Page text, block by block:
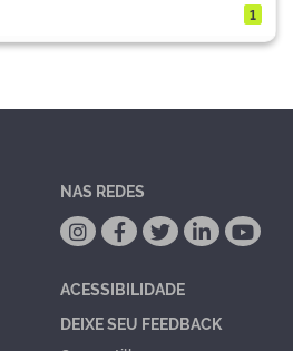
1
NAS REDES
ACESSIBILIDADE
DEIXE SEU FEEDBACK